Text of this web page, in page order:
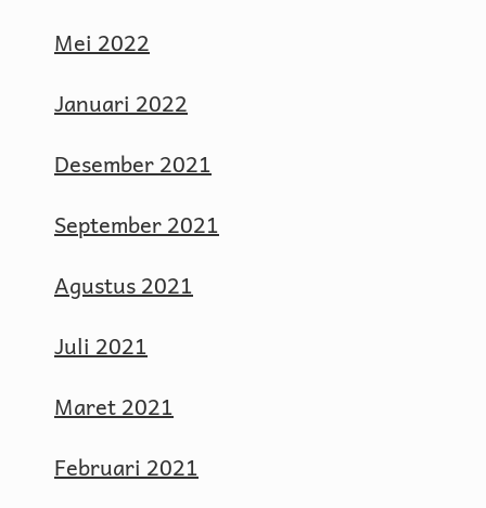
Mei 2022
Januari 2022
Desember 2021
September 2021
Agustus 2021
Juli 2021
Maret 2021
Februari 2021